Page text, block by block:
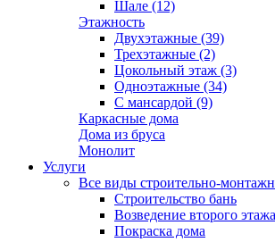
Шале (12)
Этажность
Двухэтажные (39)
Трехэтажные (2)
Цокольный этаж (3)
Одноэтажные (34)
С мансардой (9)
Каркасные дома
Дома из бруса
Монолит
Услуги
Все виды строительно-
Строительство бань
Возведение второго этажа
Покраска дома